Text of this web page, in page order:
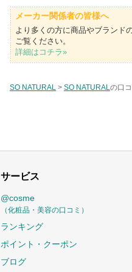
メーカー関係者の皆様へ
より多くの方に商品やブランド
ご覧ください。
詳細はコチラ»
SO NATURAL > SO NATURALの口
サービス
@cosme
（化粧品・美容の口コミ）
ランキング
ポイント・クーポン
ブログ